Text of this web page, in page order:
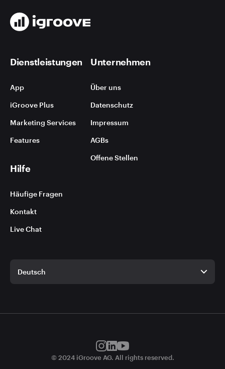
Deutsch
Dienstleistungen
App
iGroove Plus
Marketing Services
Features
Unternehmen
Über uns
Datenschutz
Impressum
AGBs
Offene Stellen
Hilfe
Häufige Fragen
Kontakt
Live Chat
© 2024 iGroove AG. All rights reserved.